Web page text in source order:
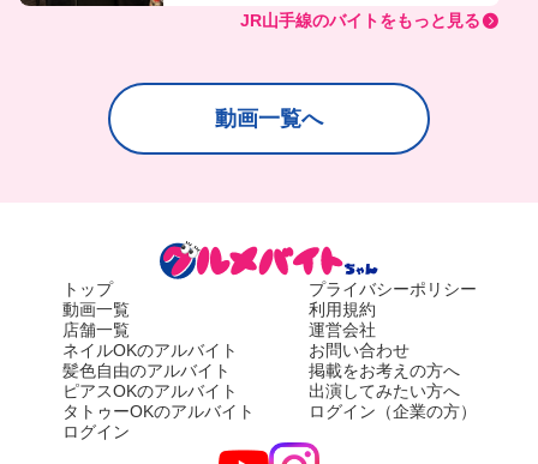
JR山手線のバイトをもっと見る
動画一覧へ
トップ
動画一覧
店舗一覧
ネイルOKのアルバイト
髪色自由のアルバイト
ピアスOKのアルバイト
タトゥーOKのアルバイト
ログイン
プライバシーポリシー
利用規約
運営会社
お問い合わせ
掲載をお考えの方へ
出演してみたい方へ
ログイン（企業の方）